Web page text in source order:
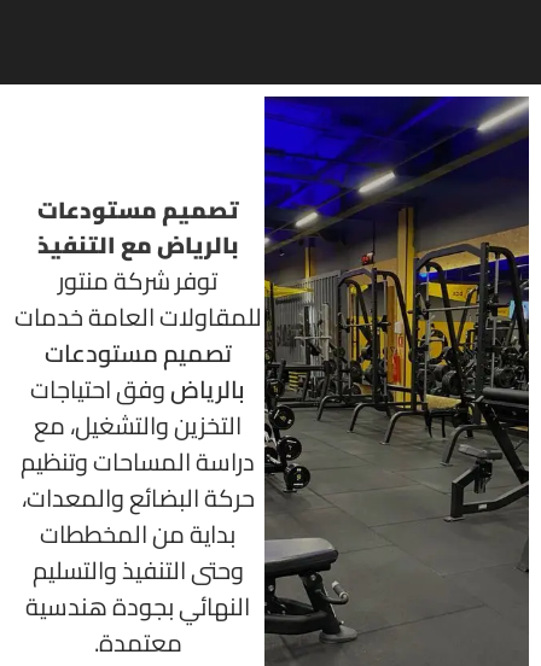
تصميم مستودعات
بالرياض مع التنفيذ
توفر شركة منتور
للمقاولات العامة خدمات
تصميم مستودعات
بالرياضوفق احتياجات
التخزين والتشغيل، مع
دراسة المساحات وتنظيم
حركة البضائع والمعدات،
بداية من المخططات
وحتى التنفيذ والتسليم
النهائي بجودة هندسية
معتمدة.